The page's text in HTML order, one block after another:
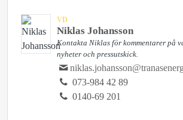
VD
Niklas Johansson
Kontakta Niklas för kommentarer på
nyheter och pressutskick.
073-984 42 89
0140-69 201